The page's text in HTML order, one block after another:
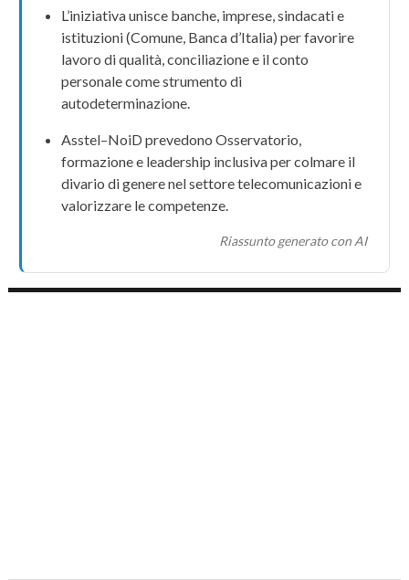
L’iniziativa unisce banche, imprese, sindacati e
istituzioni (Comune, Banca d’Italia) per favorire
lavoro di qualità, conciliazione e ilconto
personalecome strumento di
autodeterminazione.
Asstel–NoiD prevedonoOsservatorio,
formazione e leadership inclusivaper colmare il
divario di genere nel settoretelecomunicazionie
valorizzare le competenze.
Riassunto generato con AI